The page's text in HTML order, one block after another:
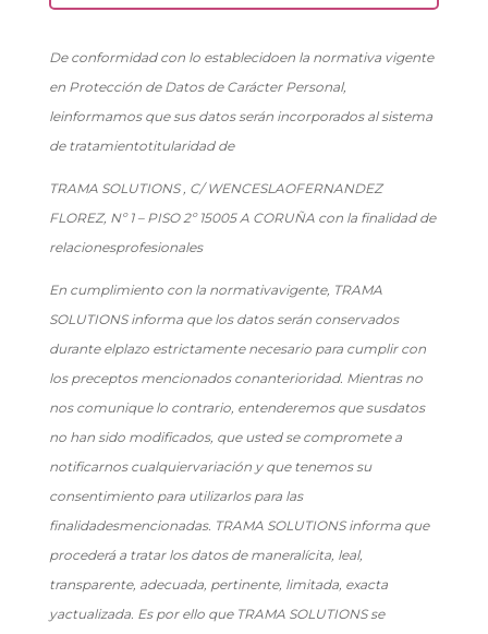
De conformidad con lo establecidoen la normativa vigente
en Protección de Datos de Carácter Personal,
leinformamos que sus datos serán incorporados al sistema
de tratamientotitularidad de
TRAMA SOLUTIONS , C/ WENCESLAOFERNANDEZ
FLOREZ, Nº 1 – PISO 2º 15005 A CORUÑA con la finalidad de
relacionesprofesionales
En cumplimiento con la normativavigente, TRAMA
SOLUTIONS informa que los datos serán conservados
durante elplazo estrictamente necesario para cumplir con
los preceptos mencionados conanterioridad. Mientras no
nos comunique lo contrario, entenderemos que susdatos
no han sido modificados, que usted se compromete a
notificarnos cualquiervariación y que tenemos su
consentimiento para utilizarlos para las
finalidadesmencionadas. TRAMA SOLUTIONS informa que
procederá a tratar los datos de maneralícita, leal,
transparente, adecuada, pertinente, limitada, exacta
yactualizada. Es por ello que TRAMA SOLUTIONS se